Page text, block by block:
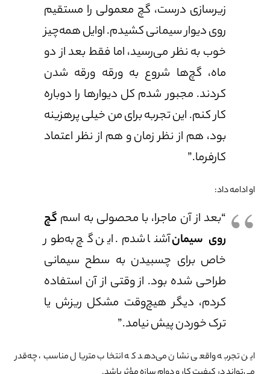
زیرسازی درست، گچ معمولی را مستقیم
روی دیوار سیمانی کشیدم. اوایل همه‌چیز
خوب به نظر می‌رسید، اما فقط بعد از دو
ماه، گچ‌ها شروع به ورقه ورقه شدن
کردند. مجبور شدم کل دیوارها را دوباره
کار کنم. این تجربه برای من خیلی پرهزینه
بود، هم از نظر زمان و هم از نظر اعتماد
کارفرما.”
او ادامه داد:
“بعد از آن ماجرا، با محصولی به اسم گچ
روی سیمانآشنا شدم. این گچ به‌طور
خاص برای چسبیدن به سطح سیمانی
طراحی شده بود. از وقتی از آن استفاده
کردم، دیگر هیچ‌وقت مشکل ریزش یا
ترک خوردن پیش نیامد.”
این تجربه واقعی نشان می‌دهد که انتخاب متریال مناسب، چه‌قدر